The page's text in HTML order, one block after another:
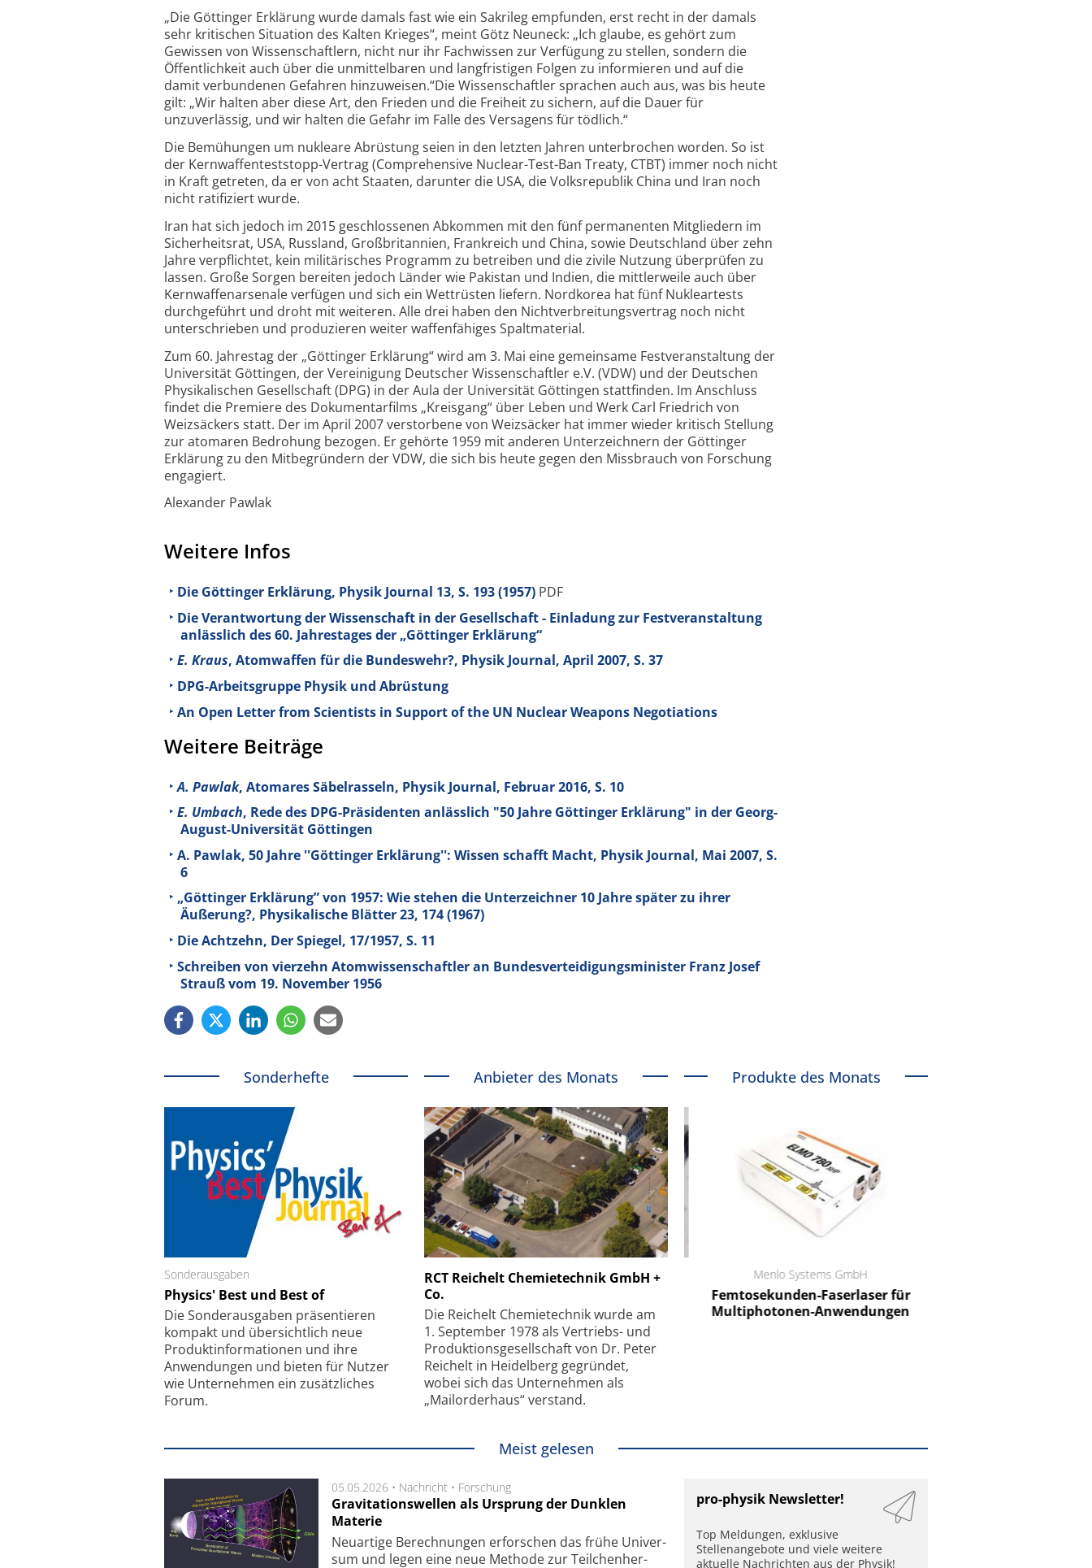
„Die Göttinger Erklärung wurde damals fast wie ein Sakrileg empfunden, erst recht in der damals
sehr kritischen Situation des Kalten Krieges“, meint Götz Neuneck: „Ich glaube, es gehört zum
Gewissen von Wissenschaftlern, nicht nur ihr Fachwissen zur Verfügung zu stellen, sondern die
Öffentlichkeit auch über die unmittelbaren und langfristigen Folgen zu informieren und auf die
damit verbundenen Gefahren hinzuweisen.“Die Wissenschaftler sprachen auch aus, was bis heute
gilt: „Wir halten aber diese Art, den Frieden und die Freiheit zu sichern, auf die Dauer für
unzuverlässig, und wir halten die Gefahr im Falle des Versagens für tödlich.“
Die Bemühungen um nukleare Abrüstung seien in den letzten Jahren unterbrochen worden. So ist
der Kernwaffenteststopp-Vertrag (Comprehensive Nuclear-Test-Ban Treaty, CTBT) immer noch nicht
in Kraft getreten, da er von acht Staaten, darunter die USA, die Volksrepublik China und Iran noch
nicht ratifiziert wurde.
Iran hat sich jedoch im 2015 geschlossenen Abkommen mit den fünf permanenten Mitgliedern im
Sicherheitsrat, USA, Russland, Großbritannien, Frankreich und China, sowie Deutschland über zehn
Jahre verpflichtet, kein militärisches Programm zu betreiben und die zivile Nutzung überprüfen zu
lassen. Große Sorgen bereiten jedoch Länder wie Pakistan und Indien, die mittlerweile auch über
Kernwaffenarsenale verfügen und sich ein Wettrüsten liefern. Nordkorea hat fünf Nukleartests
durchgeführt und droht mit weiteren. Alle drei haben den Nichtverbreitungsvertrag noch nicht
unterschrieben und produzieren weiter waffenfähiges Spaltmaterial.
Zum 60. Jahrestag der „Göttinger Erklärung“ wird am 3. Mai eine gemeinsame Festveranstaltung der
Universität Göttingen, der Vereinigung Deutscher Wissenschaftler e.V. (VDW) und der Deutschen
Physikalischen Gesellschaft (DPG) in der Aula der Universität Göttingen stattfinden. Im Anschluss
findet die Premiere des Dokumentarfilms „Kreisgang“ über Leben und Werk Carl Friedrich von
Weizsäckers statt. Der im April 2007 verstorbene von Weizsäcker hat immer wieder kritisch Stellung
zur atomaren Bedrohung bezogen. Er gehörte 1959 mit anderen Unterzeichnern der Göttinger
Erklärung zu den Mitbegründern der VDW, die sich bis heute gegen den Missbrauch von Forschung
engagiert.
Alexander Pawlak
Weitere Infos
Die Göttinger Erklärung, Physik Journal 13, S. 193 (1957) PDF
Die Verantwortung der Wissenschaft in der Gesellschaft - Einladung zur Festveranstaltung
anlässlich des 60. Jahrestages der „Göttinger Erklärung“
E. Kraus, Atomwaffen für die Bundeswehr?, Physik Journal, April 2007, S. 37
DPG-Arbeitsgruppe Physik und Abrüstung
An Open Letter from Scientists in Support of the UN Nuclear Weapons Negotiations
Weitere Beiträge
A. Pawlak, Atomares Säbelrasseln, Physik Journal, Februar 2016, S. 10
E. Umbach, Rede des DPG-Präsidenten anlässlich "50 Jahre Göttinger Erklärung" in der Georg-
August-Universität Göttingen
A. Pawlak, 50 Jahre ''Göttinger Erklärung'': Wissen schafft Macht, Physik Journal, Mai 2007, S.
6
„Göttinger Erklärung” von 1957: Wie stehen die Unterzeichner 10 Jahre später zu ihrer
Äußerung?, Physikalische Blätter 23, 174 (1967)
Die Achtzehn, Der Spiegel, 17/1957, S. 11
Schreiben von vierzehn Atomwissenschaftler an Bundesverteidigungsminister Franz Josef
Strauß vom 19. November 1956
Sonderhefte
Sonderausgaben
Physics' Best und Best of
Die Sonder­ausgaben präsentieren
kompakt und übersichtlich neue
Produkt­informationen und ihre
Anwendungen und bieten für Nutzer
wie Unternehmen ein zusätzliches
Forum.
Anbieter des Monats
RCT Reichelt Chemietechnik GmbH +
Co.
Die Reichelt Chemietechnik wurde am
1. September 1978 als Vertriebs- und
Produktionsgesellschaft von Dr. Peter
Reichelt in Heidelberg gegründet,
wobei sich das Unternehmen als
„Mailorderhaus“ verstand.
Produkte des Monats
Faserkoppler mit Super-
Feinfokussierungsmechanismus
SmarAct GmbH
kleinstem Raum
Menlo Systems GmbH
Femtosekunden-Faserlaser für
Multiphotonen-Anwendungen
Meist gelesen
05.05.2026 • Nachricht • Forschung
Gravitationswellen als Ursprung der Dunklen
Materie
Neu­artige Be­rech­nung­en er­for­schen das frü­he Uni­ver­
sum und legen eine neue Me­tho­de zur Teil­chen­her­
pro-physik Newsletter!
Top Meldungen, exklusive
Stellenangebote und viele weitere
aktuelle Nachrichten aus der Physik!